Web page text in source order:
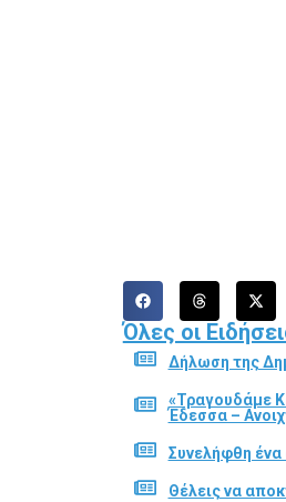
Όλες οι
Δήλωση της
«Τραγουδάμε
Έδεσσα –
Συνελήφθη ένα
Θέλεις να